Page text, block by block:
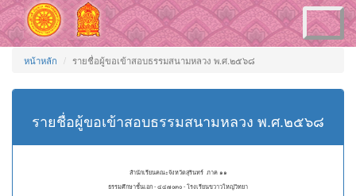
Toggle
navigation
หน้าหลัก รายชื่อผู้ขอเข้าสอบธรรมสนามหลวง พ.ศ.๒๕๖๘
รายชื่อผู้ขอเข้าสอบธรรมสนามหลวง พ.ศ.๒๕๖๘
สำนักเรียนคณะจังหวัดสุรินทร์ ภาค ๑๑
ธรรมศึกษาชั้นเอก - ๔๔๗๐๓๐ - โรงเรียนขวาวใหญ่วิทยา